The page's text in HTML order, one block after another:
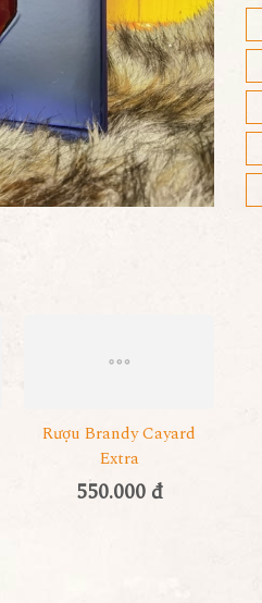
Rượu Brandy Cayard
Extra
550.000 đ